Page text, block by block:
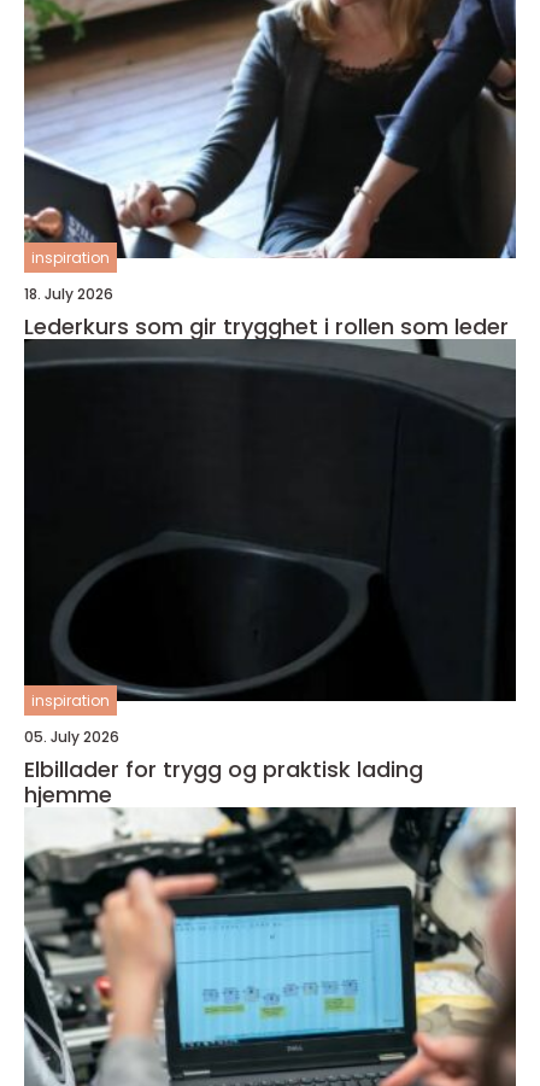
inspiration
18. July 2026
Lederkurs som gir trygghet i rollen som leder
inspiration
05. July 2026
Elbillader for trygg og praktisk lading
hjemme